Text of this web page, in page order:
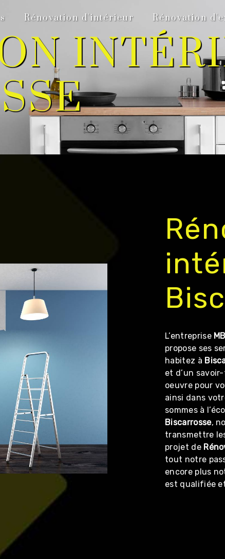
Rénovation d'intérieur Rénovation
L’entreprise
propose ses
habitez à
et d’un
oeuvre pour
ainsi dans
sommes à
Biscarrosse,
transmettre
projet de
tout notre
encore plus
est qualifiée